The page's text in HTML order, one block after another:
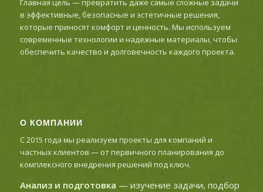
Главная цель — превратить даже самые сложные задачи
в эффективные, безопасные и эстетичные решения,
которые приносят комфорт и ценность. Мы используем
современные технологии и надежные материалы, чтобы
обеспечить качество и долговечность каждого проекта.
О КОМПАНИИ
С 2015 года мы реализуем проекты для компаний и
частных клиентов — от первичного планирования до
комплексного внедрения решений под ключ.
Анализ и подготовка — изучение задачи, подбор